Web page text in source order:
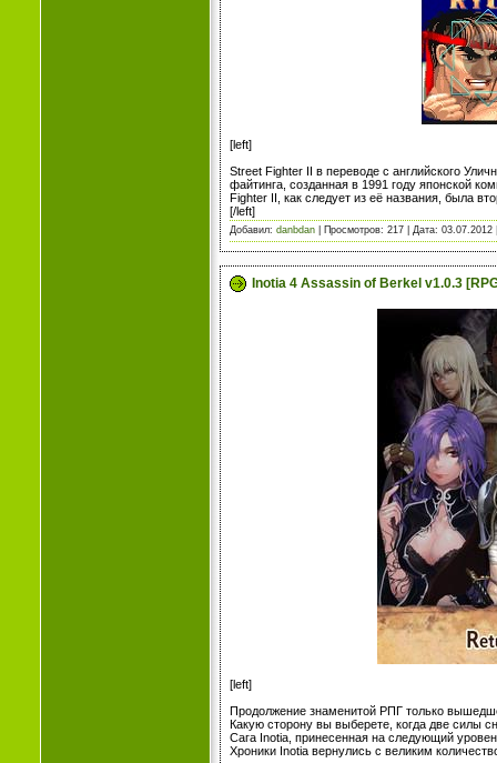
[left]
Street Fighter II в переводе с английского
файтинга, созданная в 1991 году японской
Fighter II, как следует из её названия, была
[/left]
Добавил: danbdan | Просмотров: 217 | Дата: 03.07.2012
Inotia 4 Assassin of Berkel v1.0.3
[left]
Продолжение знаменитой РПГ только
Какую сторону вы выберете, когда две силы
Сага Inotia, принесенная на следующий
Хроники Inotia вернулись с великим